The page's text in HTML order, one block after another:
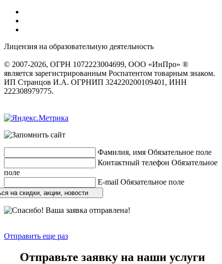
Лицензия на образовательную деятельность
© 2007-2026, ОГРН 1072223004699, ООО «ИнПро» ®
является зарегистрированным Роспатентом товарным знаком.
ИП Странцов И.А. ОГРНИП 324220200109401, ИНН
222308979775.
Фамилия, имя Обязательное поле
Контактный телефон Обязательное
поле
E-mail Обязательное поле
на скидки, акции, новости
Отправить еще раз
Отправьте заявку на наши услуги